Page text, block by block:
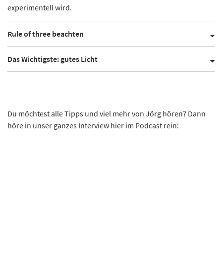
experimentell wird.
Rule of three beachten
Das Wichtigste: gutes Licht
Du möchtest alle Tipps und viel mehr von Jörg hören? Dann
höre in unser ganzes Interview hier im Podcast rein: